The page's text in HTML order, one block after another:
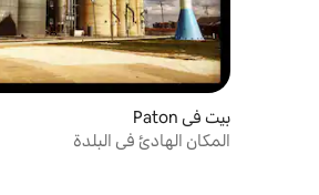
بيت في Paton
المكان الهادئ في البلدة